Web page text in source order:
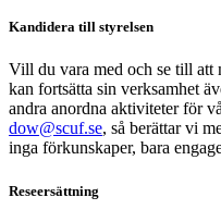
Kandidera till styrelsen
Vill du vara med och se till
kan fortsätta sin verksamhet
andra anordna aktiviteter för
dow@scuf.se, så berättar vi
inga förkunskaper, bara
Reseersättning